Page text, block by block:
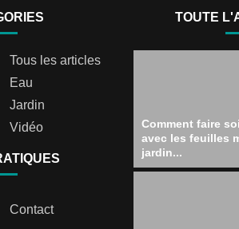
Tous les articles
Eau
Jardin
Vidéo
Contact
TOUTE
Comment faire
avec les feuilles
jardin...